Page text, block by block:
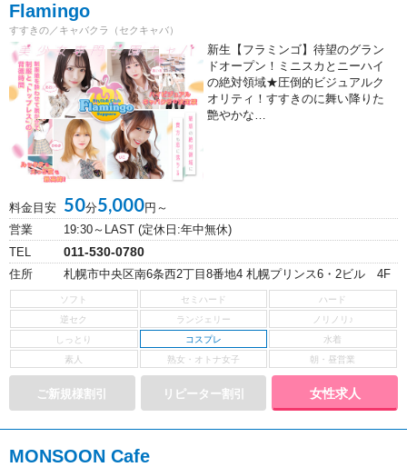
Flamingo
すすきの／キャバクラ（セクキャバ）
新生【フラミンゴ】待望のグラン
ドオープン！ミニスカとニーハイ
の絶対領域★圧倒的ビジュアルク
オリティ！すすきのに舞い降りた
艶やかな…
料金目安 50分5,000円～
営業
19:30～LAST (定休日:年中無休)
TEL
011-530-0780
住所 札幌市中央区南6条西2丁目8番地4 札幌プリンス6・2ビル 4F
コスプレ
女性求人
MONSOON Cafe